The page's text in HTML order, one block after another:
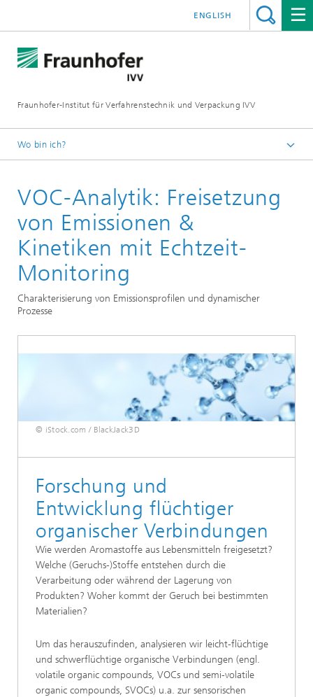
Fraunhofer-Institut für Verfahrenstechnik und Verpackung IVV
ENGLISH
Wo bin ich?
Produktwirkung
VOC-Analytik: Freisetzung
von Emissionen &
Kinetiken mit Echtzeit-
Monitoring
Charakterisierung von Emissionsprofilen und dynamischer
Prozesse
© iStock.com / BlackJack3D
Forschung und
Entwicklung flüchtiger
organischer Verbindungen
Wie werden Aromastoffe aus Lebensmitteln freigesetzt?
Welche (Geruchs-)Stoffe entstehen durch die
Verarbeitung oder während der Lagerung von
Produkten? Woher kommt der Geruch bei bestimmten
Materialien?
Um das herauszufinden, analysieren wir leicht-flüchtige
und schwerflüchtige organische Verbindungen (engl.
volatile organic compounds, VOCs und semi-volatile
organic compounds, SVOCs) u.a. zur sensorischen